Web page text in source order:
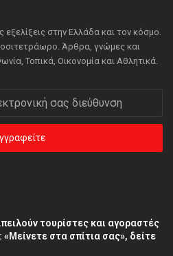
στην Ελλάδα και τον κόσμο.
Άρθρα, γνώμες και
Τοπικά, Οικονομία και Αθλητικά.
τουρίστες και αγοραστές
στα σπίτια σας», δείτε